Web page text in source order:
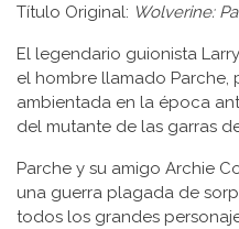
Título Original: Wolverine:
El legendario guionista
el hombre llamado Parche,
ambientada en la época
del mutante de las garras
Parche y su amigo Archie
una guerra plagada de
todos los grandes